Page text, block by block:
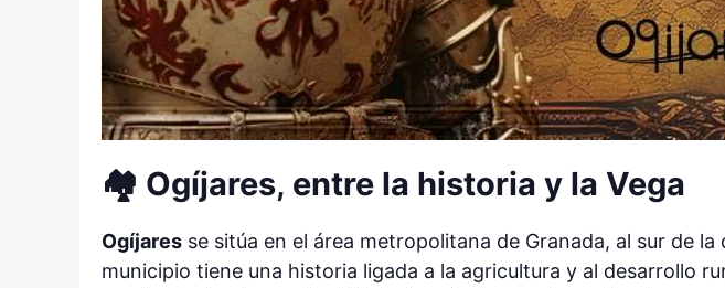
🏘️ Ogíjares, entre la historia y la Vega
Ogíjares se sitúa en el área metropolitana de Granada, al sur de
municipio tiene una historia ligada a la agricultura y al desarrollo